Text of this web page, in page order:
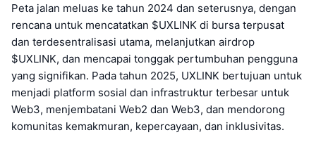
Peta jalan meluas ke tahun 2024 dan seterusnya, dengan
rencana untuk mencatatkan $UXLINK di bursa terpusat
dan terdesentralisasi utama, melanjutkan airdrop
$UXLINK, dan mencapai tonggak pertumbuhan pengguna
yang signifikan. Pada tahun 2025, UXLINK bertujuan untuk
menjadi platform sosial dan infrastruktur terbesar untuk
Web3, menjembatani Web2 dan Web3, dan mendorong
komunitas kemakmuran, kepercayaan, dan inklusivitas.